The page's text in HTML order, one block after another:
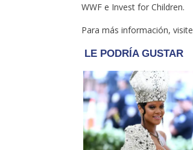
WWF e Invest for Children.
Para más información, visite